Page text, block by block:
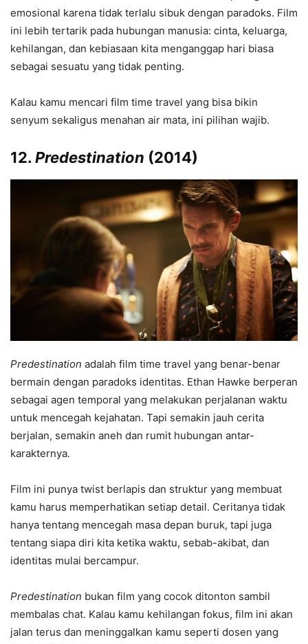
emosional karena tidak terlalu sibuk dengan paradoks. Film
ini lebih tertarik pada hubungan manusia: cinta, keluarga,
kehilangan, dan kebiasaan kita menganggap hari biasa
sebagai sesuatu yang tidak penting.
Kalau kamu mencari film time travel yang bisa bikin
senyum sekaligus menahan air mata, ini pilihan wajib.
12. Predestination (2014)
Predestination adalah film time travel yang benar-benar
bermain dengan paradoks identitas. Ethan Hawke berperan
sebagai agen temporal yang melakukan perjalanan waktu
untuk mencegah kejahatan. Tapi semakin jauh cerita
berjalan, semakin aneh dan rumit hubungan antar-
karakternya.
Film ini punya twist berlapis dan struktur yang membuat
kamu harus memperhatikan setiap detail. Ceritanya tidak
hanya tentang mencegah masa depan buruk, tapi juga
tentang siapa diri kita ketika waktu, sebab-akibat, dan
identitas mulai bercampur.
Predestination bukan film yang cocok ditonton sambil
membalas chat. Kalau kamu kehilangan fokus, film ini akan
jalan terus dan meninggalkan kamu seperti dosen yang